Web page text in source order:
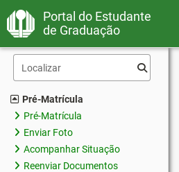
Portal do Estudante
de Graduação
Pré-Matrícula
Pré-Matrícula
Enviar Foto
Acompanhar Situação
Reenviar Documentos